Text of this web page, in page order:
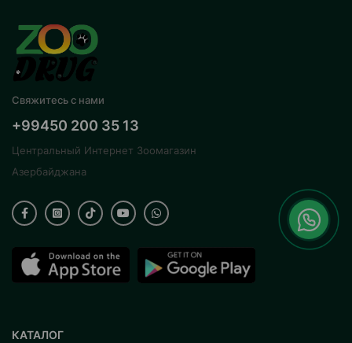
Свяжитесь с нами
+99450 200 35 13
Центральный Интернет Зоомагазин
Азербайджана
КАТАЛОГ